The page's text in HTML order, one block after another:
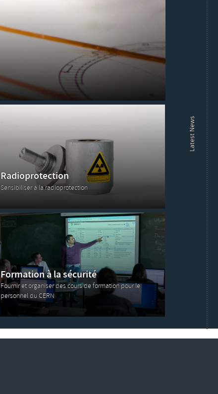
Radioprotection
Sensibiliser à la radioprotection
Formation à la sécurité
Fournir et organiser des cours de formation pour le
personnel du CERN
Latest News